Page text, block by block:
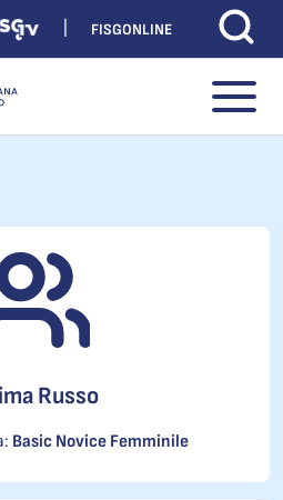
FISGONLINE
Russo
Basic Novice Femminile